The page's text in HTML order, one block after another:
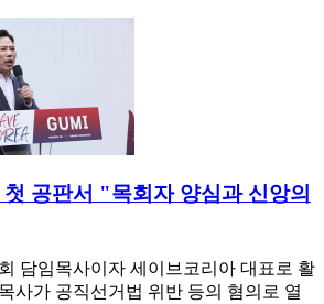
공판서 "목회자 양심과 신앙의
담임목사이자 세이브코리아 대표로 활
사가 공직선거법 위반 등의 혐의로 열